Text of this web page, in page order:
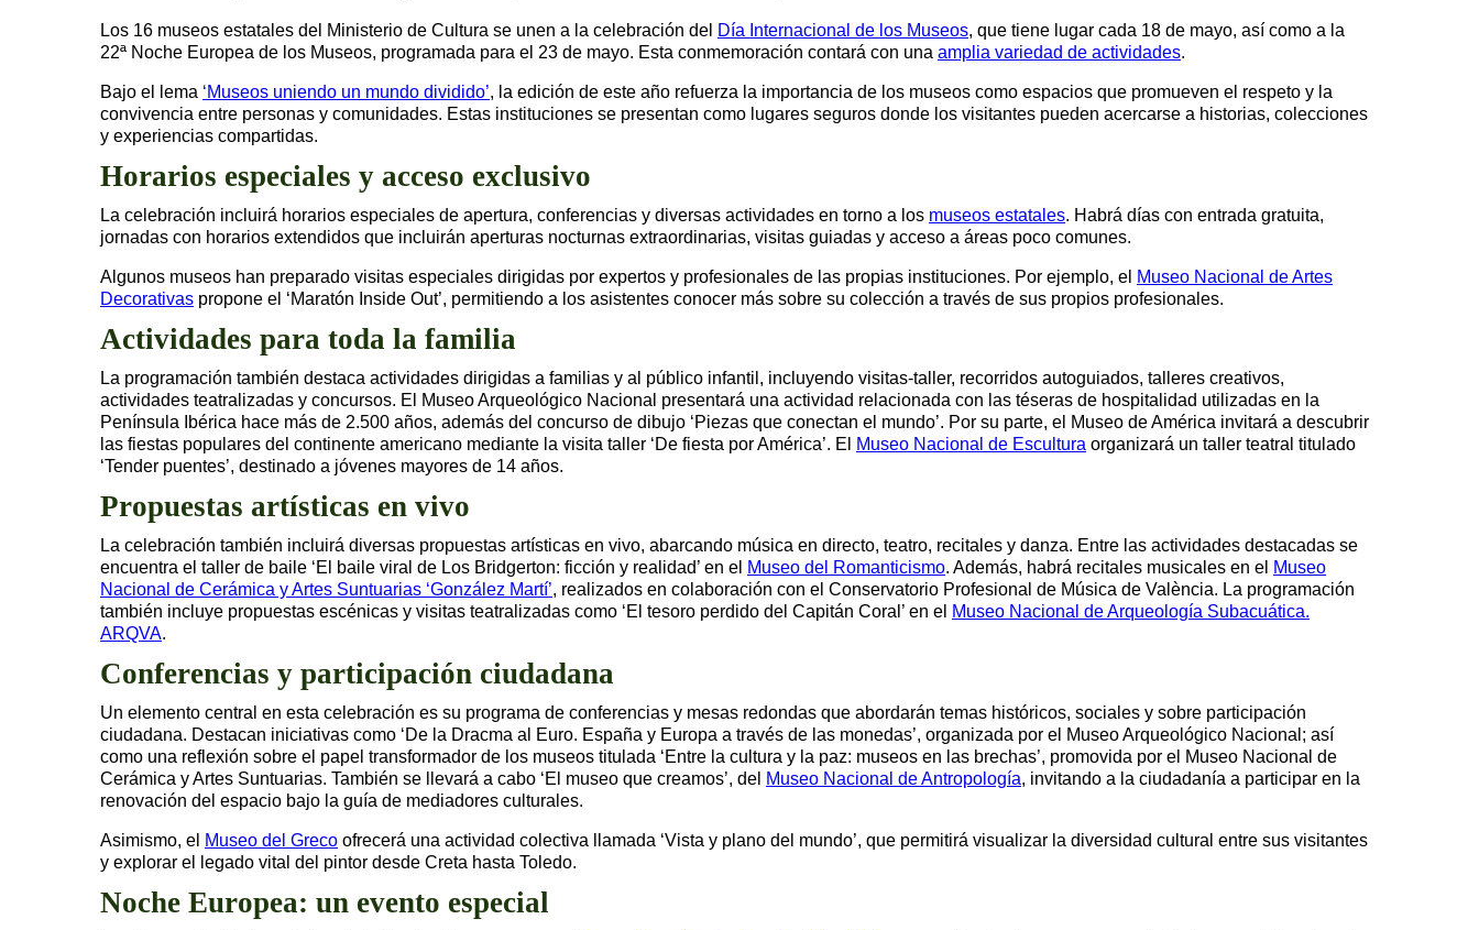
Los 16 museos estatales del Ministerio de Cultura se unen a la celebración del Día Internacional de los Museos, que tiene lugar cada 18 de mayo, así como a la
22ª Noche Europea de los Museos, programada para el 23 de mayo. Esta conmemoración contará con una amplia variedad de actividades.
Bajo el lema ‘Museos uniendo un mundo dividido’, la edición de este año refuerza la importancia de los museos como espacios que promueven el respeto y la
convivencia entre personas y comunidades. Estas instituciones se presentan como lugares seguros donde los visitantes pueden acercarse a historias, colecciones
y experiencias compartidas.
Horarios especiales y acceso exclusivo
La celebración incluirá horarios especiales de apertura, conferencias y diversas actividades en torno a los museos estatales. Habrá días con entrada gratuita,
jornadas con horarios extendidos que incluirán aperturas nocturnas extraordinarias, visitas guiadas y acceso a áreas poco comunes.
Algunos museos han preparado visitas especiales dirigidas por expertos y profesionales de las propias instituciones. Por ejemplo, el Museo Nacional de Artes
Decorativas propone el ‘Maratón Inside Out’, permitiendo a los asistentes conocer más sobre su colección a través de sus propios profesionales.
Actividades para toda la familia
La programación también destaca actividades dirigidas a familias y al público infantil, incluyendo visitas-taller, recorridos autoguiados, talleres creativos,
actividades teatralizadas y concursos. El Museo Arqueológico Nacional presentará una actividad relacionada con las téseras de hospitalidad utilizadas en la
Península Ibérica hace más de 2.500 años, además del concurso de dibujo ‘Piezas que conectan el mundo’. Por su parte, el Museo de América invitará a descubrir
las fiestas populares del continente americano mediante la visita taller ‘De fiesta por América’. El
Museo Nacional de Escultura organizará un taller teatral titulado
‘Tender puentes’, destinado a jóvenes mayores de 14 años.
Propuestas artísticas en vivo
La celebración también incluirá diversas propuestas artísticas en vivo, abarcando música en directo, teatro, recitales y danza. Entre las actividades destacadas se
encuentra el taller de baile ‘El baile viral de Los Bridgerton: ficción y realidad’ en el Museo del Romanticismo. Además, habrá recitales musicales en el Museo
Nacional de Cerámica y Artes Suntuarias ‘González Martí’, realizados en colaboración con el Conservatorio Profesional de Música de València. La programación
también incluye propuestas escénicas y visitas teatralizadas como ‘El tesoro perdido del Capitán Coral’ en el Museo Nacional de Arqueología Subacuática.
ARQVA.
Conferencias y participación ciudadana
Un elemento central en esta celebración es su programa de conferencias y mesas redondas que abordarán temas históricos, sociales y sobre participación
ciudadana. Destacan iniciativas como ‘De la Dracma al Euro. España y Europa a través de las monedas’, organizada por el Museo Arqueológico Nacional; así
como una reflexión sobre el papel transformador de los museos titulada ‘Entre la cultura y la paz: museos en las brechas’, promovida por el Museo Nacional de
Cerámica y Artes Suntuarias. También se llevará a cabo ‘El museo que creamos’, del Museo Nacional de Antropología, invitando a la ciudadanía a participar en la
renovación del espacio bajo la guía de mediadores culturales.
Asimismo, el Museo del Greco ofrecerá una actividad colectiva llamada ‘Vista y plano del mundo’, que permitirá visualizar la diversidad cultural entre sus visitantes
y explorar el legado vital del pintor desde Creta hasta Toledo.
Noche Europea: un evento especial